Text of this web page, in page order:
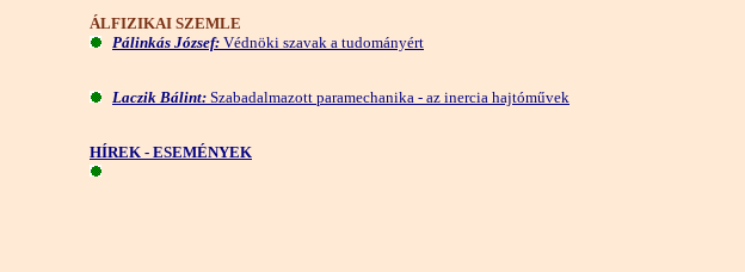
ÁLFIZIKAI SZEMLE
Pálinkás József: Védnöki szavak a tudományért
Laczik Bálint: Szabadalmazott paramechanika - az inercia hajtóművek
HÍREK - ESEMÉNYEK